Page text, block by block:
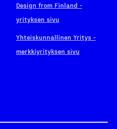
Design from Finland -
yrityksen sivu
Yhteiskunnallinen Yritys -
merkkiyrityksen sivu